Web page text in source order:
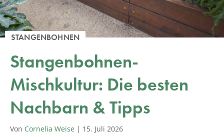
STANGENBOHNEN
Stangenbohnen-
Mischkultur: Die besten
Nachbarn & Tipps
Von Cornelia Weise | 15. Juli 2026